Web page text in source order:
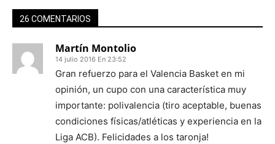
26 COMENTARIOS
Martín Montolio
14 julio 2016 En 23:52
Gran refuerzo para el Valencia Basket en mi
opinión, un cupo con una característica muy
importante: polivalencia (tiro aceptable, buenas
condiciones físicas/atléticas y experiencia en la
Liga ACB). Felicidades a los taronja!